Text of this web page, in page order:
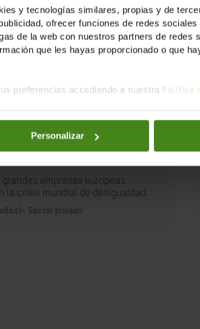
y tecnologías similares, propias y de
ofrecer funciones de redes
de la web con nuestros partners de redes
que les hayas proporcionado o que
preferencias accediendo a nuestra Política
Personalizar
grandes empresas europeas
la crisis mundial de desigualdad.
Sector privado